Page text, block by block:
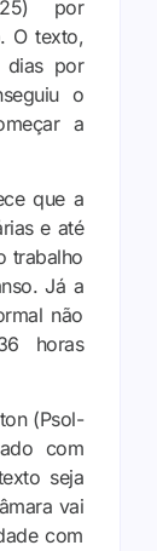
por
O texto,
dias por
o
a
que a
e até
trabalho
Já a
não
horas
(Psol-
com
seja
vai
com